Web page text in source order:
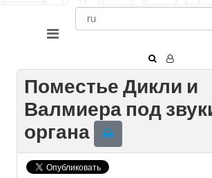
Поместье Дикли и
Валмиера под
органа